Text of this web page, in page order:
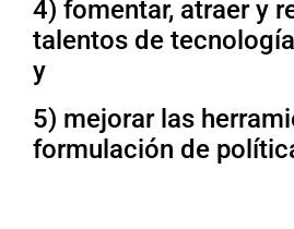
4) fomentar, atraer y
talentos de
y
5) mejorar las
formulación de